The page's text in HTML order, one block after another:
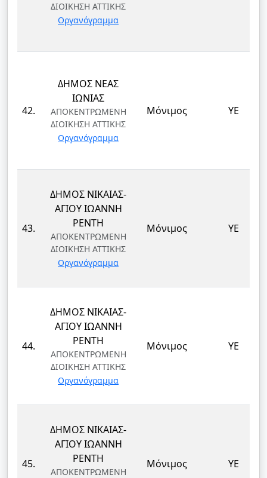
ΔΙΟΙΚΗΣΗ ΑΤΤΙΚΗΣ
Οργανόγραμμα
42.
ΔΗΜΟΣ ΝΕΑΣ
ΙΩΝΙΑΣ
ΑΠΟΚΕΝΤΡΩΜΕΝΗ
ΔΙΟΙΚΗΣΗ ΑΤΤΙΚΗΣ
Οργανόγραμμα
Μόνιμος ΥΕ
43.
ΔΗΜΟΣ ΝΙΚΑΙΑΣ-
ΑΓΙΟΥ ΙΩΑΝΝΗ
ΡΕΝΤΗ
ΑΠΟΚΕΝΤΡΩΜΕΝΗ
ΔΙΟΙΚΗΣΗ ΑΤΤΙΚΗΣ
Οργανόγραμμα
Μόνιμος ΥΕ
44.
ΔΗΜΟΣ ΝΙΚΑΙΑΣ-
ΑΓΙΟΥ ΙΩΑΝΝΗ
ΡΕΝΤΗ
ΑΠΟΚΕΝΤΡΩΜΕΝΗ
ΔΙΟΙΚΗΣΗ ΑΤΤΙΚΗΣ
Οργανόγραμμα
Μόνιμος ΥΕ
45.
ΔΗΜΟΣ ΝΙΚΑΙΑΣ-
ΑΓΙΟΥ ΙΩΑΝΝΗ
ΡΕΝΤΗ
ΑΠΟΚΕΝΤΡΩΜΕΝΗ
Μόνιμος ΥΕ